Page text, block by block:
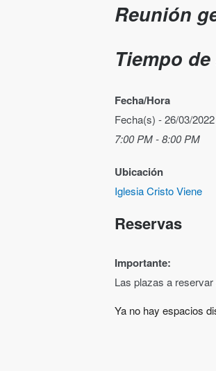
Reunión
Tiempo
Fecha/Hora
Fecha(s) - 26/03/2022
7:00 PM - 8:00 PM
Ubicación
Iglesia Cristo Viene
Reservas
Importante:
Las plazas a
Ya no hay espacios